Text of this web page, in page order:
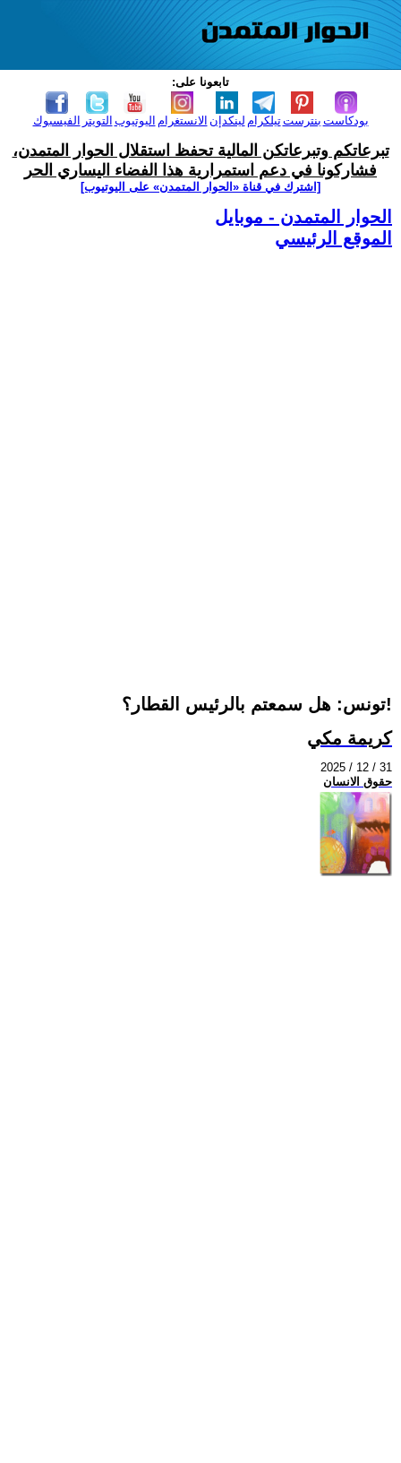
تابعونا على:
الفيسبوك التويتر اليوتيوب الانستغرام لينكدإن تيلكرامبنترست بودكاست
تبرعاتكم وتبرعاتكن المالية تحفظ استقلال الحوار المتمدن،
فشاركونا في دعم استمرارية هذا الفضاء اليساري الحر
[اشترك في قناة ‫«الحوار المتمدن» على اليوتيوب]
الحوار المتمدن - موبايل
الموقع الرئيسي
تونس: هل سمعتم بالرئيس القطار؟!
كريمة مكي
2025 / 12 / 31
حقوق الانسان